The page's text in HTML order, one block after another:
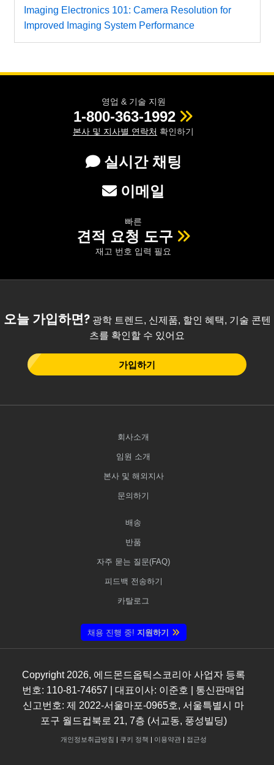
Imaging Electronics 101: Camera Resolution for
Improved Imaging System Performance
영업 & 기술 지원
1-800-363-1992
본사 및 지사별 연락처 확인하기
실시간 채팅
이메일
빠른
견적 요청 도구
재고 번호 입력 필요
오늘 가입하면?광학 트렌드, 신제품, 할인 혜택, 기술 콘텐
츠를 확인할 수 있어요
가입하기
회사소개
임원 소개
본사 및 해외지사
문의하기
배송
반품
자주 묻는 질문(FAQ)
피드백 전송하기
카탈로그
채용 진행 중! 지원하기
Copyright 2026, 에드몬드옵틱스코리아 사업자 등록
번호: 110-81-74657 | 대표이사: 이준호 | 통신판매업
신고번호: 제 2022-서울마포-0965호, 서울특별시 마
포구 월드컵북로 21, 7층 (서교동, 풍성빌딩)
개인정보취급방침 | 쿠키 정책 | 이용약관| 접근성